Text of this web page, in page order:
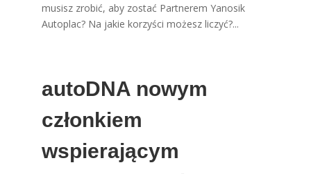
musisz zrobić, aby zostać Partnerem Yanosik
Autoplac? Na jakie korzyści możesz liczyć?...
autoDNA nowym
członkiem
wspierającym